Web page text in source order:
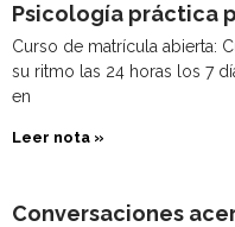
Psicología práctica
Curso de matrícula abierta:
su ritmo las 24 horas los 7
en
Leer nota »
Conversaciones